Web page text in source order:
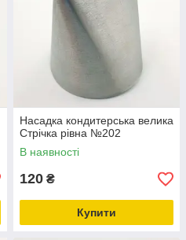
Насадка кондитерська велика
Стрічка рівна №202
В наявності
120 ₴
Купити